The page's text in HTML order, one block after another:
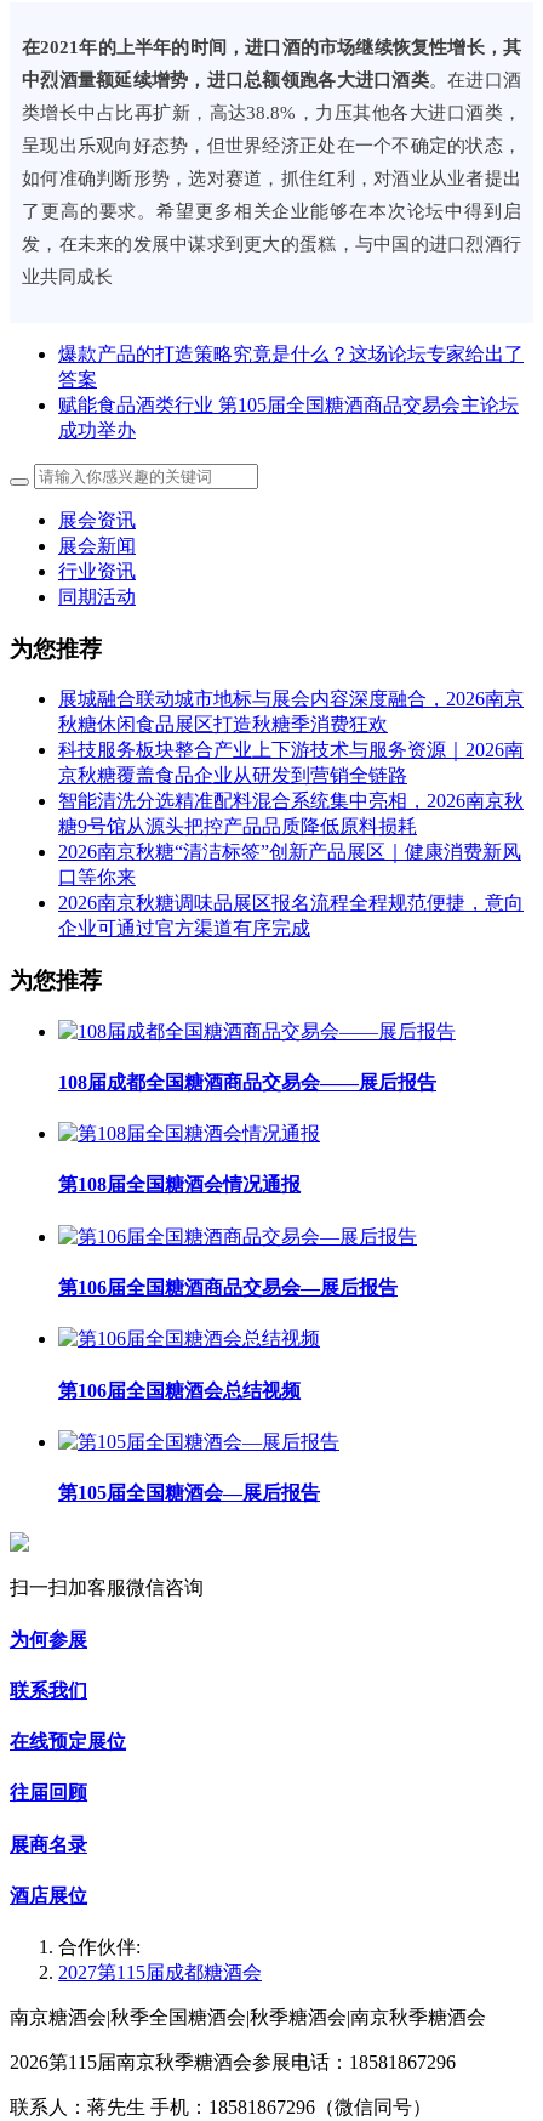
在2021年的上半年的时间，进口酒的市场继续恢复性增长，其
中烈酒量额延续增势，进口总额领跑各大进口酒类。在进口酒
类增长中占比再扩新，高达38.8%，力压其他各大进口酒类，
呈现出乐观向好态势，但世界经济正处在一个不确定的状态，
如何准确判断形势，选对赛道，抓住红利，对酒业从业者提出
了更高的要求。希望更多相关企业能够在本次论坛中得到启
发，在未来的发展中谋求到更大的蛋糕，与中国的进口烈酒行
业共同成长
爆款产品的打造策略究竟是什么？这场论坛专家给出了
答案
赋能食品酒类行业 第105届全国糖酒商品交易会主论坛
成功举办
展会资讯
展会新闻
行业资讯
同期活动
为您推荐
展城融合联动城市地标与展会内容深度融合，2026南京
秋糖休闲食品展区打造秋糖季消费狂欢
科技服务板块整合产业上下游技术与服务资源｜2026南
京秋糖覆盖食品企业从研发到营销全链路
智能清洗分选精准配料混合系统集中亮相，2026南京秋
糖9号馆从源头把控产品品质降低原料损耗
2026南京秋糖“清洁标签”创新产品展区｜健康消费新风
口等你来
2026南京秋糖调味品展区报名流程全程规范便捷，意向
企业可通过官方渠道有序完成
为您推荐
108届成都全国糖酒商品交易会——展后报告
第108届全国糖酒会情况通报
第106届全国糖酒商品交易会—展后报告
第106届全国糖酒会总结视频
第105届全国糖酒会—展后报告
扫一扫加客服微信咨询
为何参展
联系我们
在线预定展位
往届回顾
展商名录
酒店展位
合作伙伴:
2027第115届成都糖酒会
南京糖酒会|秋季全国糖酒会|秋季糖酒会|南京秋季糖酒会
2026第115届南京秋季糖酒会参展电话：18581867296
联系人：蒋先生 手机：18581867296（微信同号）